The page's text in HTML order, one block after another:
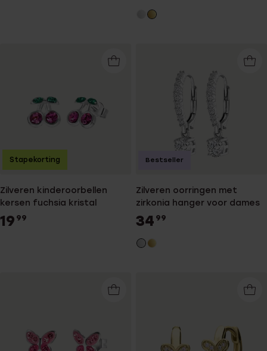
Zilveren kinderoorbellen
kersen fuchsia kristal
19 99
Stapekorting
Zilveren oorringen met
zirkonia hanger voor dames
34 99
Bestseller